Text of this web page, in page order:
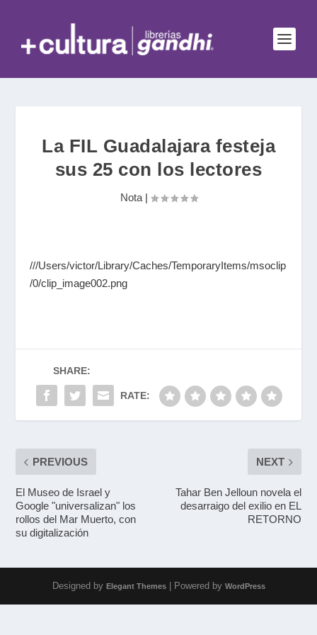
La FIL Guadalajara festeja
sus 25 con los lectores
Nota|
///Users/victor/Library/Caches/TemporaryItems/msoclip
/0/clip_image002.png
SHARE:
RATE:
PREVIOUS
El Museo de Israel y
Google "universalizan" los
rollos del Mar Muerto, con
su digitalización
NEXT
Tahar Ben Jelloun novela el
desarraigo del exilio en EL
RETORNO
Designed by Elegant Themes| Powered by WordPress